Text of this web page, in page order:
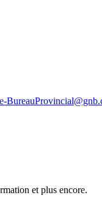
et plus encore.